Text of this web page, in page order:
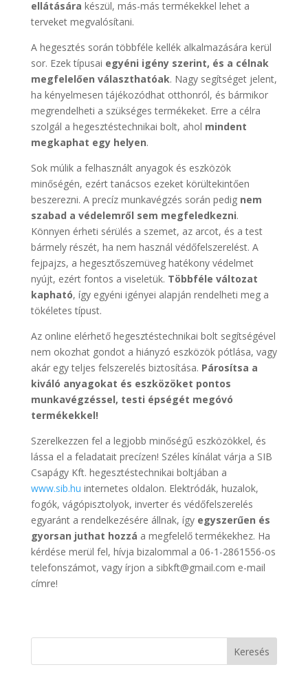
ellátására készül, más-más termékekkel lehet a
terveket megvalósítani.
A hegesztés során többféle kellék alkalmazására kerül
sor. Ezek típusai egyéni igény szerint, és a célnak
megfelelően választhatóak. Nagy segítséget jelent,
ha kényelmesen tájékozódhat otthonról, és bármikor
megrendelheti a szükséges termékeket. Erre a célra
szolgál a hegesztéstechnikai bolt, ahol mindent
megkaphat egy helyen.
Sok múlik a felhasznált anyagok és eszközök
minőségén, ezért tanácsos ezeket körültekintően
beszerezni. A precíz munkavégzés során pedig nem
szabad a védelemről sem megfeledkezni.
Könnyen érheti sérülés a szemet, az arcot, és a test
bármely részét, ha nem használ védőfelszerelést. A
fejpajzs, a hegesztőszemüveg hatékony védelmet
nyújt, ezért fontos a viseletük. Többféle változat
kapható, így egyéni igényei alapján rendelheti meg a
tökéletes típust.
Az online elérhető hegesztéstechnikai bolt segítségével
nem okozhat gondot a hiányzó eszközök pótlása, vagy
akár egy teljes felszerelés biztosítása. Párosítsa a
kiváló anyagokat és eszközöket pontos
munkavégzéssel, testi épségét megóvó
termékekkel!
Szerelkezzen fel a legjobb minőségű eszközökkel, és
lássa el a feladatait precízen! Széles kínálat várja a SIB
Csapágy Kft. hegesztéstechnikai boltjában a
www.sib.hu internetes oldalon. Elektródák, huzalok,
fogók, vágópisztolyok, inverter és védőfelszerelés
egyaránt a rendelkezésére állnak, ígyegyszerűen és
gyorsan juthat hozzá a megfelelő termékekhez. Ha
kérdése merül fel, hívja bizalommal a 06-1-2861556-os
telefonszámot, vagy írjon a sibkft@gmail.com e-mail
címre!